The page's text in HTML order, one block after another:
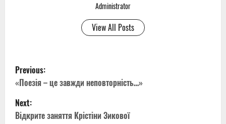
Administrator
View All Posts
P
o
s
Previous:
«Поезія – це завжди неповторність…»
Next:
Відкрите заняття Крістіни Зикової